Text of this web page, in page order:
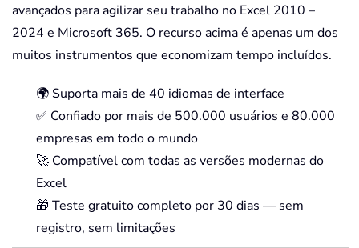
avançados para agilizar seu trabalho no Excel 2010 –
2024 e Microsoft 365. O recurso acima é apenas um dos
muitos instrumentos que economizam tempo incluídos.
🌍 Suporta mais de 40 idiomas de interface
✅ Confiado por mais de 500.000 usuários e 80.000
empresas em todo o mundo
🚀 Compatível com todas as versões modernas do
Excel
🎁 Teste gratuito completo por 30 dias — sem
registro, sem limitações